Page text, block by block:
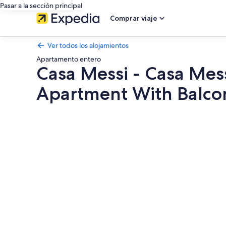
Pasar a la sección principal
Comprar viaje
Ver todos los alojamientos
Apartamento entero
Casa Messi - Casa
Apartment With